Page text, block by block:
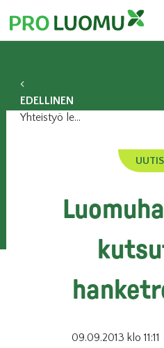
content
EDELLINEN
Yhteistyö lennätti kotimaisen luomubroilerin kauppaan
09.09.2013 klo 11:11